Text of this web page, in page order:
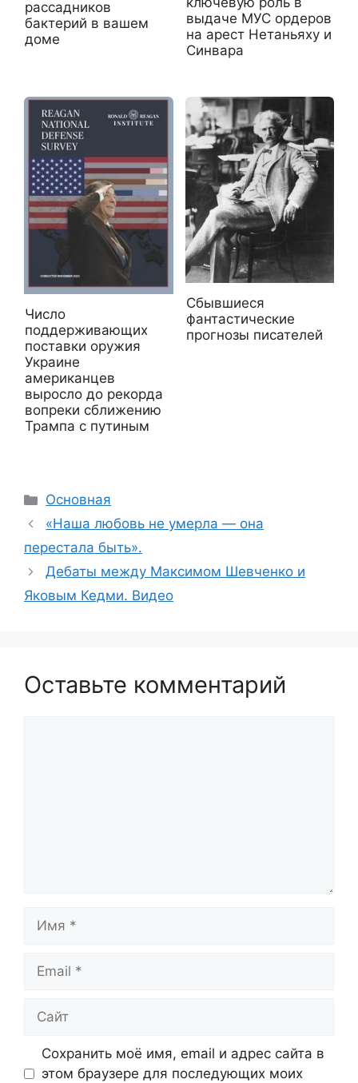
рассадников
бактерий в вашем
доме
выдаче МУС ордеров
на арест Нетаньяху и
Синвара
Число
поддерживающих
поставки оружия
Украине
американцев
выросло до рекорда
вопреки сближению
Трампа с путиным
Сбывшиеся
фантастические
прогнозы писателей
Рубрики
Основная
«Наша любовь не умерла — она
перестала быть».
Дебаты между Максимом Шевченко и
Яковым Кедми. Видео
Оставьте комментарий
Имя
Email
Сайт
Сохранить моё имя, email и адрес сайта в
этом браузере для последующих моих